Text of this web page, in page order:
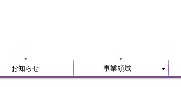
お知らせ 事業領域